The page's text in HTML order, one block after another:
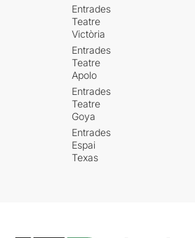
Entrades
Teatre
Victòria
Entrades
Teatre
Apolo
Entrades
Teatre
Goya
Entrades
Espai
Texas